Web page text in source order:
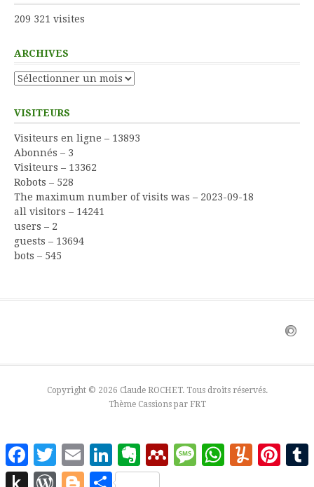
209 321 visites
ARCHIVES
Archives
VISITEURS
Visiteurs en ligne – 13893
Abonnés – 3
Visiteurs – 13362
Robots – 528
The maximum number of visits was – 2023-09-18
all visitors – 14241
users – 2
guests – 13694
bots – 545
Copyright © 2026 Claude ROCHET. Tous droits réservés.
Thème Cassions par FRT
FacebookTwitterEmail LinkedInEvernoteMendeleyMessageWhatsAppYummly
Push
WordPress
BloggerPartager